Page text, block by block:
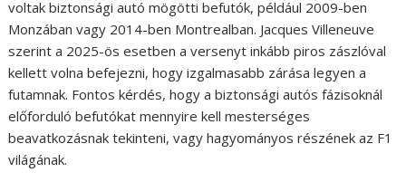
voltak biztonsági autó mögötti befutók, például 2009-ben
Monzában vagy 2014-ben Montrealban. Jacques Villeneuve
szerint a 2025-ös esetben a versenyt inkább piros zászlóval
kellett volna befejezni, hogy izgalmasabb zárása legyen a
futamnak. Fontos kérdés, hogy a biztonsági autós fázisoknál
előforduló befutókat mennyire kell mesterséges
beavatkozásnak tekinteni, vagy hagyományos részének az F1
világának.